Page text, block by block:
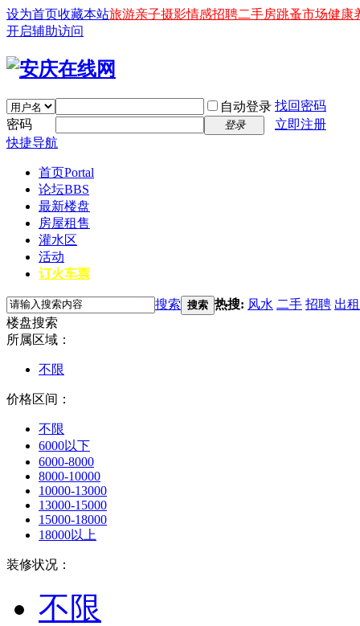
设为首页收藏本站旅游亲子摄影情感招聘二手房跳蚤市场健康
开启辅助访问
自动登录 找回密码
密码
登录
立即注册
快捷导航
首页Portal
论坛BBS
最新楼盘
房屋租售
灌水区
活动
订火车票
搜索 搜索 热搜: 风水 二手 招聘 出租
楼盘搜索
所属区域：
不限
价格区间：
不限
6000以下
6000-8000
8000-10000
10000-13000
13000-15000
15000-18000
18000以上
装修状况：
不限